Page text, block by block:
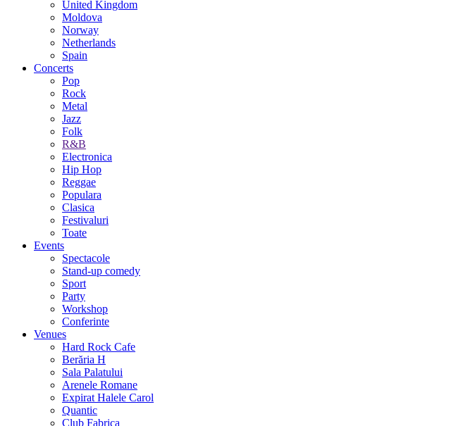
United Kingdom
Moldova
Norway
Netherlands
Spain
Concerts
Pop
Rock
Metal
Jazz
Folk
R&B
Electronica
Hip Hop
Reggae
Populara
Clasica
Festivaluri
Toate
Events
Spectacole
Stand-up comedy
Sport
Party
Workshop
Conferinte
Venues
Hard Rock Cafe
Berăria H
Sala Palatului
Arenele Romane
Expirat Halele Carol
Quantic
Club Fabrica